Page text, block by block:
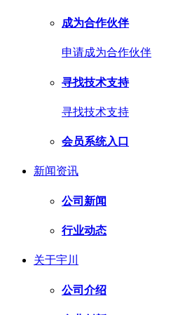
成为合作伙伴
申请成为合作伙伴
寻找技术支持
寻找技术支持
会员系统入口
新闻资讯
公司新闻
行业动态
关于宇川
公司介绍